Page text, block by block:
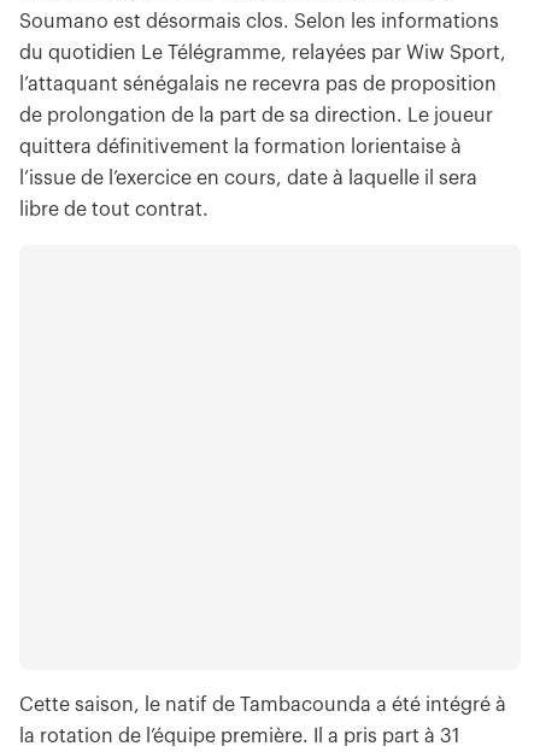
Soumano est désormais clos. Selon les informations
du quotidien Le Télégramme, relayées par Wiw Sport,
l’attaquant sénégalais ne recevra pas de proposition
de prolongation de la part de sa direction. Le joueur
quittera définitivement la formation lorientaise à
l’issue de l’exercice en cours, date à laquelle il sera
libre de tout contrat.
Cette saison, le natif de Tambacounda a été intégré à
la rotation de l’équipe première. Il a pris part à 31